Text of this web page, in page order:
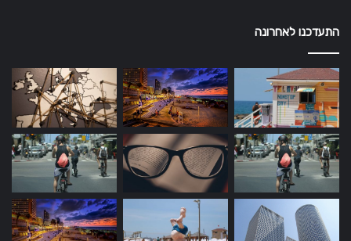
התעדכנו לאחרונה